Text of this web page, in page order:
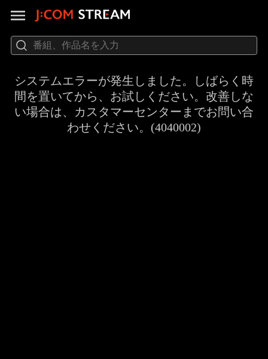
システムエラーが発生しました。しばらく時
間を置いてから、お試しください。改善しな
い場合は、カスタマーセンターまでお問い合
わせください。(4040002)